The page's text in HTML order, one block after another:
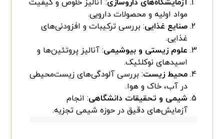
آزمایشگاه‌های داروسازی: آنالیز خلوص و کیفیت
مواد اولیه و محصولات دارویی.
صنایع غذایی: بررسی ترکیبات و افزودنی‌های
غذایی.
علوم زیستی و بیوشیمی: آنالیز پروتئین‌ها و
اسیدهای نوکلئیک.
محیط زیست: بررسی آلودگی‌های زیست‌محیطی
در آب، خاک و هوا.
شیمی و تحقیقات دانشگاهی: انجام
آزمایش‌های دقیق در حوزه شیمی تجزیه.